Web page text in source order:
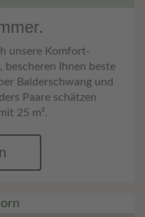
unsere Komfort-
bescheren Ihnen beste
Balderschwang und
Paare schätzen
25 m².